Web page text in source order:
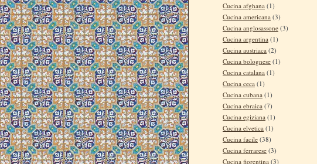
Cucina afghana (1)
Cucina americana (3)
Cucina anglosassone (3)
Cucina argentina (1)
Cucina austriaca (2)
Cucina bolognese (1)
Cucina catalana (1)
Cucina ceca (1)
Cucina cubana (1)
Cucina ebraica (7)
Cucina egiziana (1)
Cucina elvetica (1)
Cucina facile (38)
Cucina ferrarese (3)
Cucina fiorentina (3)